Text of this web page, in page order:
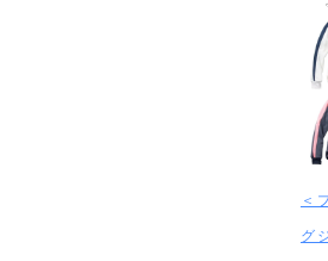
＜
グ